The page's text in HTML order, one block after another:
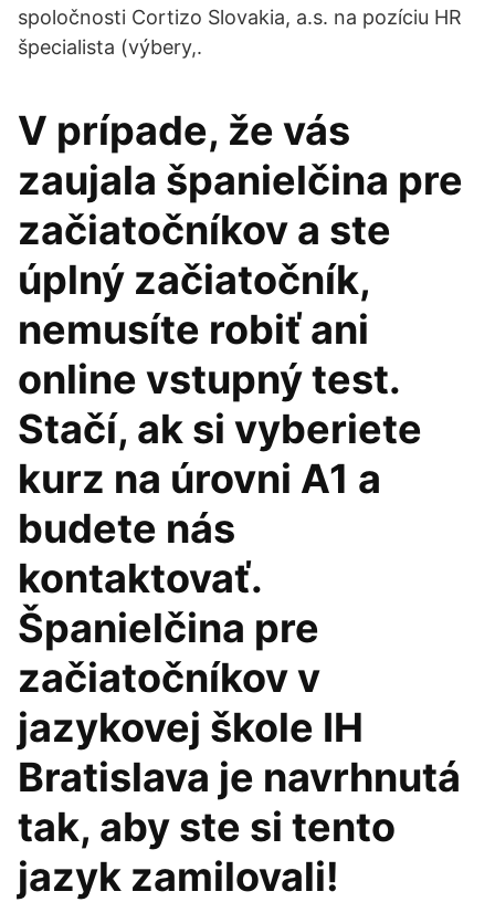
spoločnosti Cortizo Slovakia, a.s. na pozíciu HR
špecialista (výbery,.
V prípade, že vás
zaujala španielčina pre
začiatočníkov a ste
úplný začiatočník,
nemusíte robiť ani
online vstupný test.
Stačí, ak si vyberiete
kurz na úrovni A1 a
budete nás
kontaktovať.
Španielčina pre
začiatočníkov v
jazykovej škole IH
Bratislava je navrhnutá
tak, aby ste si tento
jazyk zamilovali!